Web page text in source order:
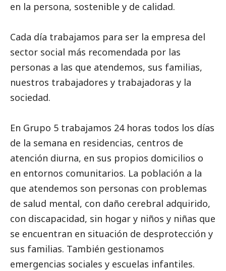
en la persona, sostenible y de calidad.
Cada día trabajamos para ser la empresa del
sector social más recomendada por las
personas a las que atendemos, sus familias,
nuestros trabajadores y trabajadoras y la
sociedad.
En Grupo 5 trabajamos 24 horas todos los días
de la semana en residencias, centros de
atención diurna, en sus propios domicilios o
en entornos comunitarios. La población a la
que atendemos son personas con problemas
de salud mental, con daño cerebral adquirido,
con discapacidad, sin hogar y niños y niñas que
se encuentran en situación de desprotección y
sus familias. También gestionamos
emergencias sociales y escuelas infantiles.